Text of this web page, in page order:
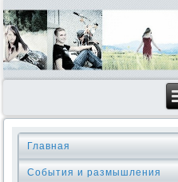
Главная
События и размышления